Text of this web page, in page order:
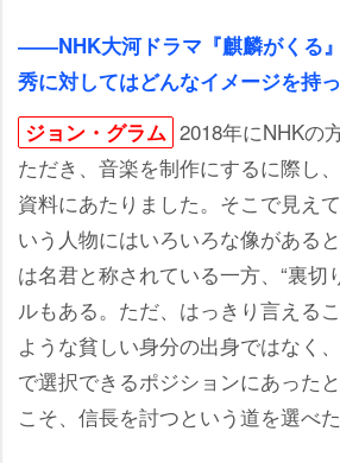
――NHK大河ドラマ『麒麟がくる
秀に対してはどんなイメージを持
ジョン・グラム 2018年にNHKの
ただき、音楽を制作にするに際し
資料にあたりました。そこで見え
いう人物にはいろいろな像がある
は名君と称されている一方、“裏切
ルもある。ただ、はっきり言える
ような貧しい身分の出身ではなく
で選択できるポジションにあった
こそ、信長を討つという道を選べ